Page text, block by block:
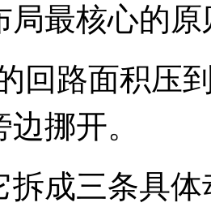
局最核心的
回路面积压
挪开。
拆成三条具体